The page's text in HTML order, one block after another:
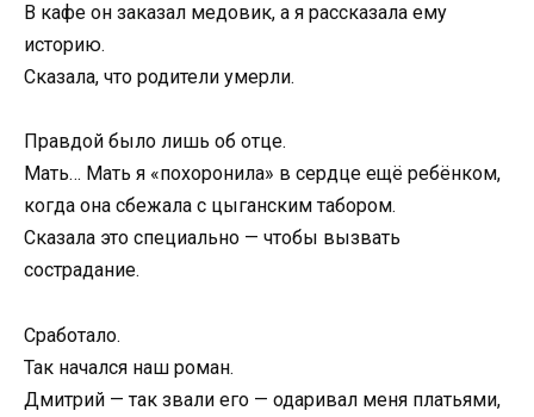
В кафе он заказал медовик, а я рассказала ему
историю.
Сказала, что родители умерли.
Правдой было лишь об отце.
Мать… Мать я «похоронила» в сердце ещё ребёнком,
когда она сбежала с цыганским табором.
Сказала это специально — чтобы вызвать
сострадание.
Сработало.
Так начался наш роман.
Дмитрий — так звали его — одаривал меня платьями,